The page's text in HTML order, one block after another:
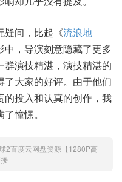
疑问，比起《流浪地
，导演刻意隐藏了更多
演技精湛，演技精湛的
大家的好评。由于他们
的投入和认真的创作，我
憧憬。
2百度云网盘资源【1280P高